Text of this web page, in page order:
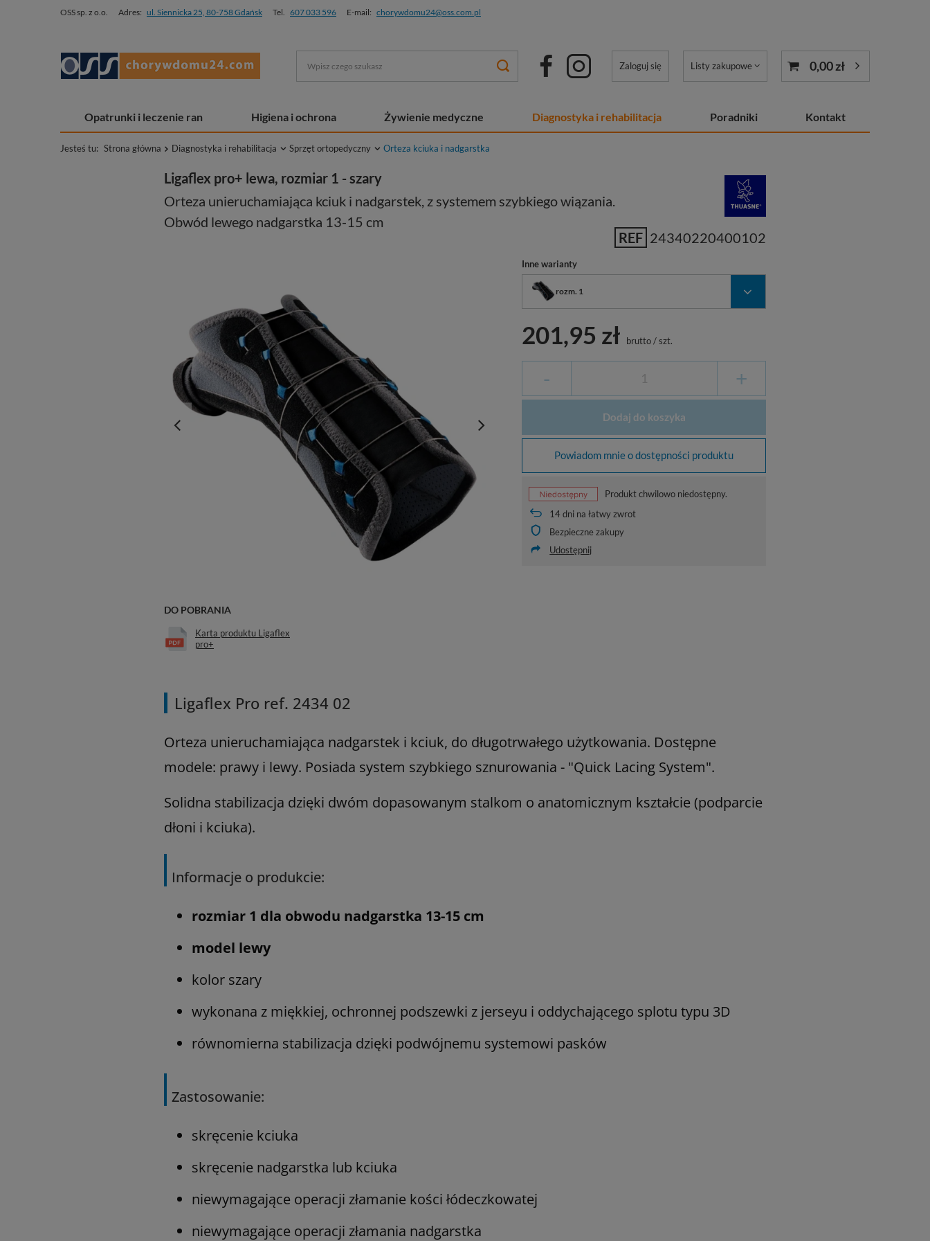
OSS sp. z o.o. Adres: ul. Siennicka 25, 80-758 Gdańsk Tel. 607 033 596 E-mail: chorywdomu24@oss.com.pl
Zaloguj się Listy zakupowe 0,00 zł
Opatrunki i leczenie ran Higiena i ochrona Żywienie medyczne Diagnostyka i rehabilitacja Poradniki Kontakt
Jesteś tu: Strona główna Diagnostyka i rehabilitacja Sprzęt ortopedyczny Orteza kciuka i nadgarstka
Ligaflex pro+ lewa, rozmiar 1 - szary
Orteza unieruchamiająca kciuk i nadgarstek, z systemem szybkiego wiązania.
Obwód lewego nadgarstka 13-15 cm
REF 24340220400102
Inne warianty
rozm. 1
201,95 zł brutto/szt.
- +
Dodaj do koszyka
Powiadom mnie o dostępności produktu
Produkt chwilowo niedostępny.
14dni na łatwy zwrot
Bezpieczne zakupy
Udostępnij
DO POBRANIA
Karta produktu Ligaflex
pro+
Ligaflex Pro ref. 2434 02
Orteza unieruchamiająca nadgarstek i kciuk, do długotrwałego użytkowania. Dostępne
modele: prawy i lewy. Posiada system szybkiego sznurowania - "Quick Lacing System".
Solidna stabilizacja dzięki dwóm dopasowanym stalkom o anatomicznym kształcie (podparcie
dłoni i kciuka).
Informacje o produkcie:
rozmiar 1 dla obwodu nadgarstka 13-15 cm
model lewy
kolor szary
wykonana z miękkiej, ochronnej podszewki z jerseyu i oddychającego splotu typu 3D
równomierna stabilizacja dzięki podwójnemu systemowi pasków
Zastosowanie:
skręcenie kciuka
skręcenie nadgarstka lub kciuka
niewymagające operacji złamanie kości łódeczkowatej
niewymagające operacji złamania nadgarstka